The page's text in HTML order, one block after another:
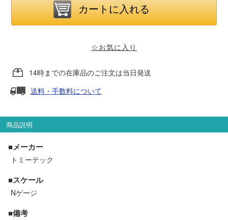
TTC
セール品・キャンペーン
セール商品
走行エリア別 鉄道模型車両リスト
北海道・東北
中部
中国・四国
☆お気に入り
14時までの在庫品のご注文は当日発送
送料・手数料について
商品説明
■メーカー
トミーテック
■スケール
Nゲージ
■備考